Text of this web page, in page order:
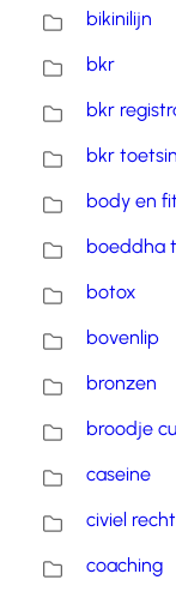
bikinilijn
bkr
bkr
bkr
body en fit
boeddha
botox
bovenlip
bronzen
broodje
caseine
civiel recht
coaching